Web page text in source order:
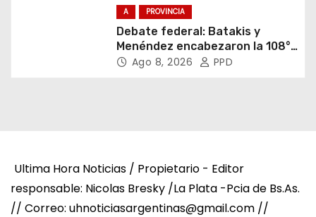
A PROVINCIA
Debate federal: Batakis y
Menéndez encabezaron la 108°
Asamblea del CNV
Ago 8, 2026 PPD
Ultima Hora Noticias / Propietario - Editor
responsable: Nicolas Bresky /La Plata -Pcia de Bs.As.
// Correo: uhnoticiasargentinas@gmail.com //